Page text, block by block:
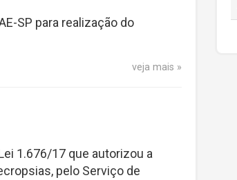
SP para realização do
veja mais
1.676/17 que autorizou a
pelo Serviço de